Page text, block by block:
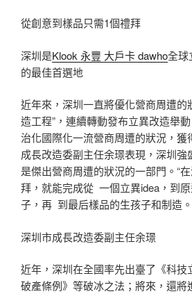
從創意到樣品只需1個禮拜
深圳是Klook 永豐 大戶卡 dawho全球
的最佳首選地
近年來，深圳一直將優化營商周遭的
造工程”，連續轉動發布立異改造舉
治化國際化一流營商周遭的狀況，獲
成長改造委副主任余璟表現，深圳強
是傑出營商周遭的狀況的一部門。“
拜，就能完成從 一個立異idea，到
子，再 到最后樣品的生孩子和制造
深圳市成長改造委副主任余璟
近年，深圳在全國率先出臺了《科技
破產條例》等破冰之法；將來，還將